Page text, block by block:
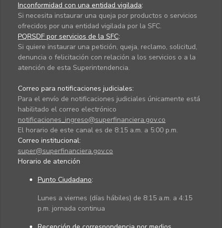
Inconformidad con una entidad vigilada:
Si necesita instaurar una queja por productos o servicios
ofrecidos por una entidad vigilada por la SFC.
PQRSDF por servicios de la SFC:
Si quiere instaurar una petición, queja, reclamo, solicitud,
denuncia o felicitación con relación a los servicios o a la
atención de esta Superintendencia.
Correo para notificaciones judiciales:
Para el envío de notificaciones judiciales únicamente está
habilitado el correo electrónico
notificaciones_ingreso@superfinanciera.gov.co
El horario de este canal es de 8:15 a.m. a 5:00 p.m.
Correo institucional:
super@superfinanciera.gov.co
Horario de atención
Punto Ciudadano:
Lunes a viernes (días hábiles) de 8:15 a.m. a 4:15
p.m. jornada continua